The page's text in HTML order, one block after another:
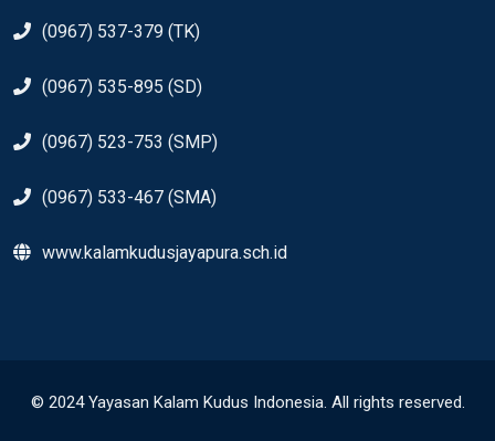
(0967) 537-379 (TK)
(0967) 535-895 (SD)
(0967) 523-753 (SMP)
(0967) 533-467 (SMA)
www.kalamkudusjayapura.sch.id
© 2024 Yayasan Kalam Kudus Indonesia. All rights reserved.